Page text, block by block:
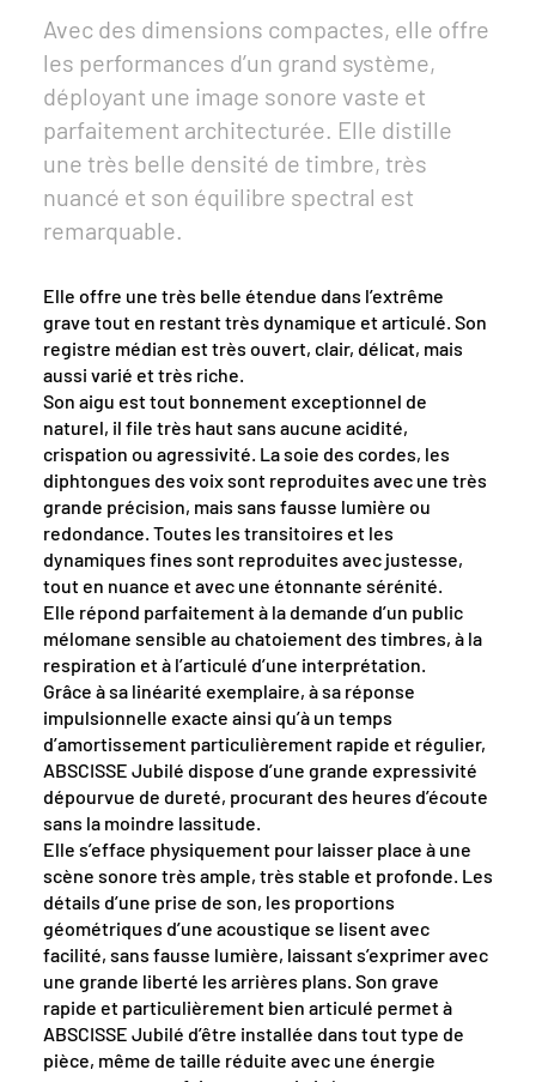
Avec des dimensions compactes, elle offre
les performances d’un grand système,
déployant une image sonore vaste et
parfaitement architecturée. Elle distille
une très belle densité de timbre, très
nuancé et son équilibre spectral est
remarquable.
Elle offre une très belle étendue dans l’extrême
grave tout en restant très dynamique et articulé. Son
registre médian est très ouvert, clair, délicat, mais
aussi varié et très riche.
Son aigu est tout bonnement exceptionnel de
naturel, il file très haut sans aucune acidité,
crispation ou agressivité. La soie des cordes, les
diphtongues des voix sont reproduites avec une très
grande précision, mais sans fausse lumière ou
redondance. Toutes les transitoires et les
dynamiques fines sont reproduites avec justesse,
tout en nuance et avec une étonnante sérénité.
Elle répond parfaitement à la demande d’un public
mélomane sensible au chatoiement des timbres, à la
respiration et à l’articulé d’une interprétation.
Grâce à sa linéarité exemplaire, à sa réponse
impulsionnelle exacte ainsi qu’à un temps
d’amortissement particulièrement rapide et régulier,
ABSCISSE Jubilé dispose d’une grande expressivité
dépourvue de dureté, procurant des heures d’écoute
sans la moindre lassitude.
Elle s’efface physiquement pour laisser place à une
scène sonore très ample, très stable et profonde. Les
détails d’une prise de son, les proportions
géométriques d’une acoustique se lisent avec
facilité, sans fausse lumière, laissant s’exprimer avec
une grande liberté les arrières plans. Son grave
rapide et particulièrement bien articulé permet à
ABSCISSE Jubilé d’être installée dans tout type de
pièce, même de taille réduite avec une énergie